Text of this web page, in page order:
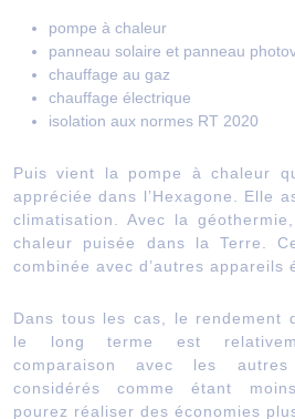
pompe à chaleur
panneau solaire et panneau
chauffage au gaz
chauffage électrique
isolation aux normes RT 2020
Puis vient la pompe à chaleur
appréciée dans l’Hexagone. Elle
climatisation. Avec la
chaleur puisée dans la Terre.
combinée avec d’autres appareils
Dans tous les cas, le rendement
le long terme est
comparaison avec les
considérés comme étant
pourez réaliser des économies